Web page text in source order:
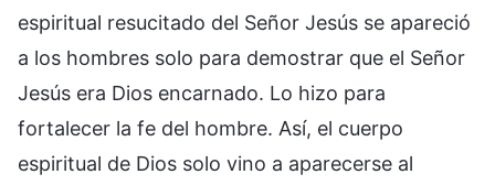
espiritual resucitado del Señor Jesús se apareció
a los hombres solo para demostrar que el Señor
Jesús era Dios encarnado. Lo hizo para
fortalecer la fe del hombre. Así, el cuerpo
espiritual de Dios solo vino a aparecerse al